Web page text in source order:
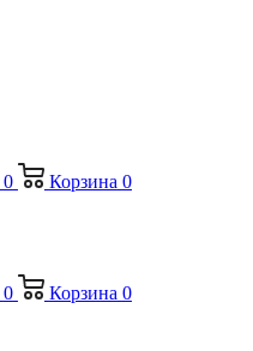
0 Корзина 0
0 Корзина 0